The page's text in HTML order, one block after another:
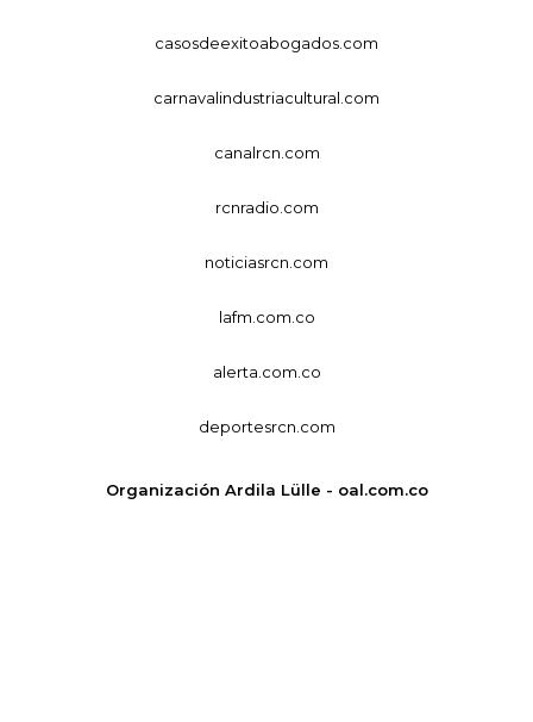
casosdeexitoabogados.com
carnavalindustriacultural.com
canalrcn.com
rcnradio.com
noticiasrcn.com
lafm.com.co
alerta.com.co
deportesrcn.com
Organización Ardila Lülle - oal.com.co